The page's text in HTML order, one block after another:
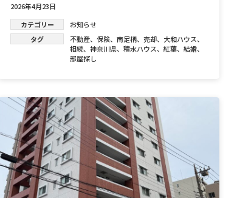
2026年4月23日
カテゴリー
お知らせ
タグ
不動産、保険、南足柄、売却、 大和ハウス、
相続、神奈川県、積水ハウス、紅葉、結婚、
部屋探し